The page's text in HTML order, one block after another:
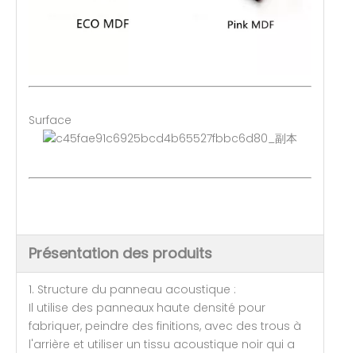
Surface
Présentation des produits
1. Structure du panneau acoustique :
Il utilise des panneaux haute densité pour
fabriquer, peindre des finitions, avec des trous à
l'arrière et utiliser un tissu acoustique noir qui a